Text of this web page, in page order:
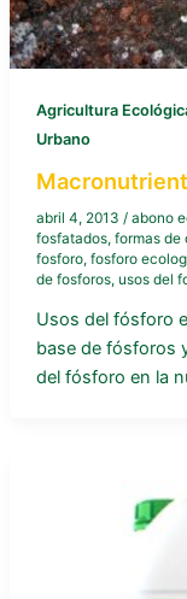
Agricultura
Urbano
abril 4, 2013 / abono
fosfatados, formas de
fosforo, fosforo
de fosforos, usos del
Usos del fósforo
base de fósforos
del fósforo en la